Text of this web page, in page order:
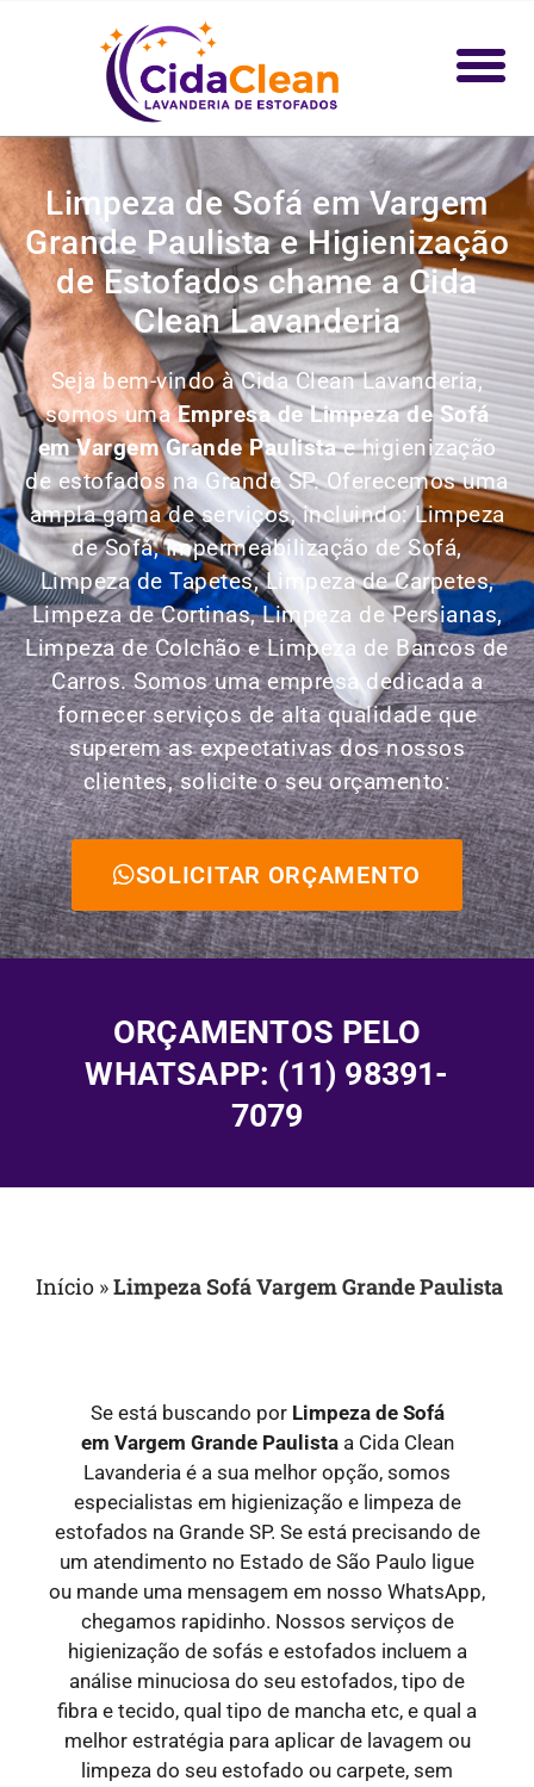
Limpeza de Sofá em Vargem
Grande Paulista e Higienização
de Estofados chame a Cida
Clean Lavanderia
Seja bem-vindo à Cida Clean Lavanderia,
somos umaEmpresa de Limpeza de Sofá
em Vargem Grande Paulistae higienização
de estofados na Grande SP. Oferecemos uma
ampla gama de serviços, incluindo:Limpeza
de Sofá, Impermeabilização de Sofá,
Limpeza de Tapetes, Limpeza de Carpetes,
Limpeza de Cortinas, Limpeza de Persianas,
Limpeza de Colchão e Limpeza de Bancos de
Carros.Somos uma empresa dedicada a
fornecer serviços de alta qualidade que
superem as expectativas dos nossos
clientes, solicite o seu orçamento:
SOLICITAR ORÇAMENTO
ORÇAMENTOS PELO
WHATSAPP: (11) 98391-
7079
Início »Limpeza Sofá Vargem Grande Paulista
Se está buscando por Limpeza de Sofá
em Vargem Grande Paulistaa Cida Clean
Lavanderia é a sua melhor opção, somos
especialistas em higienização e limpeza de
estofados na Grande SP. Se está precisando de
um atendimento no Estado de São Paulo ligue
ou mande uma mensagem em nosso WhatsApp,
chegamos rapidinho. Nossos serviços de
higienização de sofás e estofados incluem a
análise minuciosa do seu estofados, tipo de
fibra e tecido, qual tipo de mancha etc, e qual a
melhor estratégia para aplicar de lavagem ou
limpeza do seu estofado ou carpete, sem